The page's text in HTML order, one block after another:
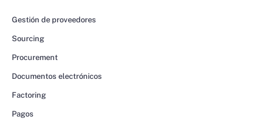
Gestión de proveedores
Sourcing
Procurement
Documentos electrónicos
Factoring
Pagos